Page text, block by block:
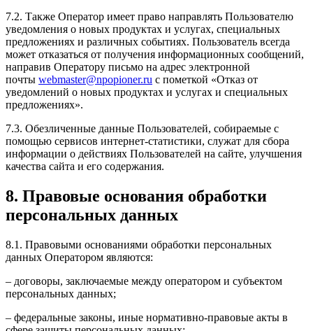
7.2. Также Оператор имеет право направлять Пользователю
уведомления о новых продуктах и услугах, специальных
предложениях и различных событиях. Пользователь всегда
может отказаться от получения информационных сообщений,
направив Оператору письмо на адрес электронной
почты webmaster@npopioner.ru с пометкой «Отказ от
уведомлений о новых продуктах и услугах и специальных
предложениях».
7.3. Обезличенные данные Пользователей, собираемые с
помощью сервисов интернет-статистики, служат для сбора
информации о действиях Пользователей на сайте, улучшения
качества сайта и его содержания.
8. Правовые основания обработки
персональных данных
8.1. Правовыми основаниями обработки персональных
данных Оператором являются:
– договоры, заключаемые между оператором и субъектом
персональных данных;
– федеральные законы, иные нормативно-правовые акты в